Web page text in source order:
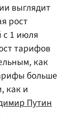
выглядит
рост
1 июля
тарифов
как
больше
как и
Путин